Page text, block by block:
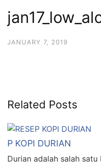
JANUARY 7, 2019
Related Posts
P KOPI DURIAN
Durian adalah salah